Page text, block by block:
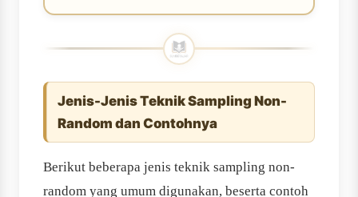
Jenis-Jenis Teknik Sampling Non-
Random dan Contohnya
Berikut beberapa jenis teknik sampling non-
random yang umum digunakan, beserta contoh